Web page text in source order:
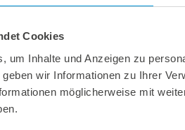
Cookies
um Inhalte und Anzeigen zu
wir Informationen zu Ihrer
möglicherweise mit